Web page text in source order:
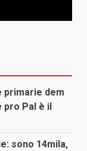
primarie dem
Pal è il
sono 14mila,